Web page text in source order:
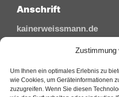
Zustimmung
Um Ihnen ein optimales Erlebnis zu
wie Cookies, um Geräteinformationen
zuzugreifen. Wenn Sie diesen
Anschrift
kainerweissmann.de
Linzhausenstraße
Deutschland
Tel: 02644/945 81 88